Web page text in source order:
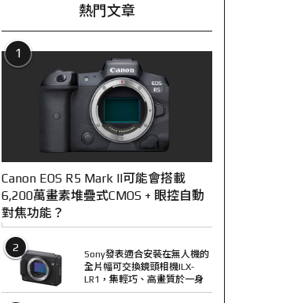
熱門文章
1
Canon EOS R5 Mark II可能會搭載
6,200萬畫素堆疊式CMOS + 眼控自動
對焦功能？
2
Sony發表適合安裝在無人機的
全片幅可交換鏡頭相機ILX-
LR1，集輕巧、高畫質於一身